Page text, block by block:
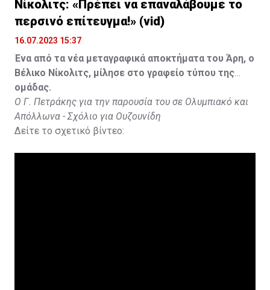
Νίκολιτς: «Πρέπει να επαναλάβουμε το
περσινό επίτευγμα!» (vid)
16.07.2023 15:37
Ένα από τα νέα μεταγραφικά αποκτήματα του Άρη, ο
Βέλικο Νίκολιτς, μίλησε στο γραφείο τύπου της
ομάδας.
Ο Γ. Πετράκης για την παρουσία του σε Ολυμπιακό και
Απόλλωνα - Σχόλιο για Ουζουνίδη
Δείτε το σχετικό βίντεο: